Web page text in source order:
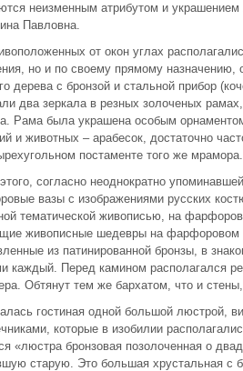
неизменным атрибутом и
Павловна.
от окон углах
но и по своему прямому назначению,
дерева с бронзой и стальной прибор
два зеркала в резных золоченых
Рама была украшена особым
и животных – арабесок, достаточно
постаменте того же мрамора.
согласно неоднократно
вазы с изображениями русских
тематической живописью, на
живописные шедевры на фарфоровом
из патинированной бронзы, в
каждый. Перед камином располагался
Обтянут тем же бархатом, что и
гостиная одной большой люстрой,
которые в изобилии
«люстра бронзовая позолоченная о
старую. Это большая хрустальная с